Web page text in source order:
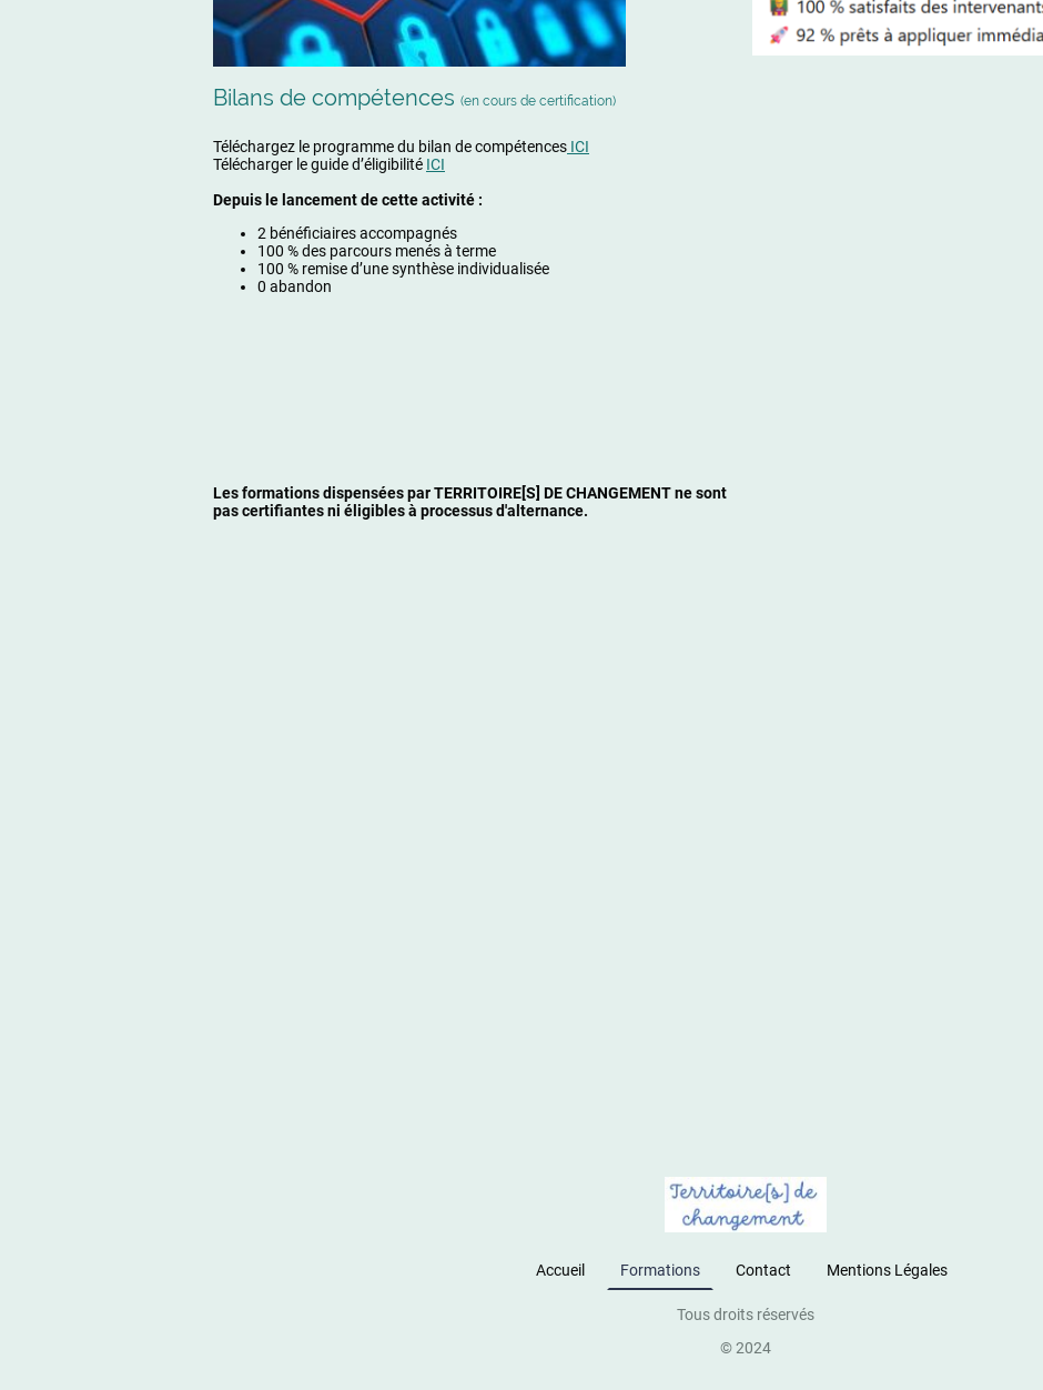
Bilans de compétences (en cours de certification)
Téléchargez le programme du bilan de compétences ICI
Télécharger le guide d’éligibilité ICI
Depuis le lancement de cette activité :
2 bénéficiaires accompagnés
100 % des parcours menés à terme
100 % remise d’une synthèse individualisée
0 abandon
Les formations dispensées par TERRITOIRE[S] DE CHANGEMENT ne sont
pas certifiantes ni éligibles à processus d'alternance.
Accueil Formations Contact Mentions Légales
Tous droits réservés
© 2024